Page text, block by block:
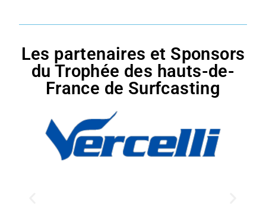
Les partenaires et Sponsors
du Trophée des hauts-de-
France de Surfcasting